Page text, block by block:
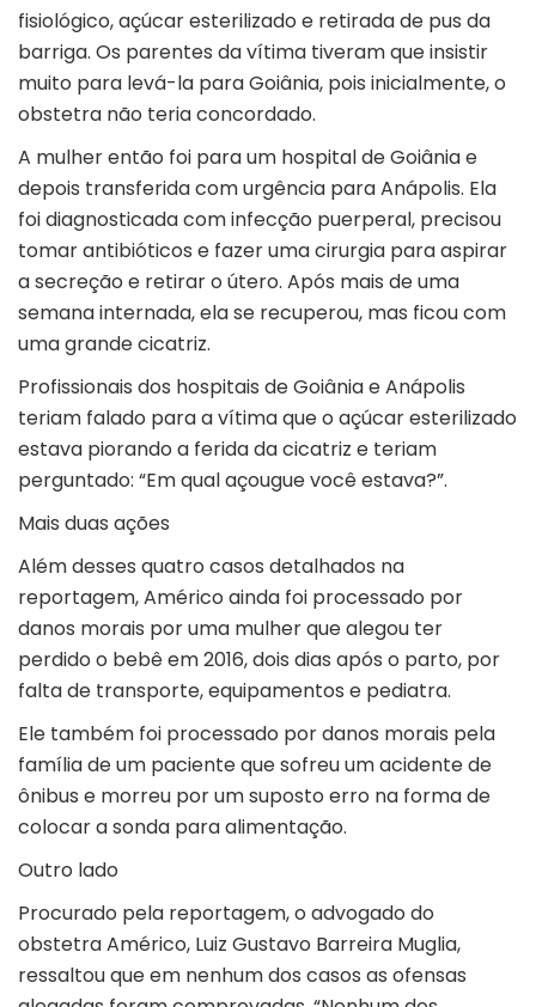
fisiológico, açúcar esterilizado e retirada de pus da
barriga. Os parentes da vítima tiveram que insistir
muito para levá-la para Goiânia, pois inicialmente, o
obstetra não teria concordado.
A mulher então foi para um hospital de Goiânia e
depois transferida com urgência para Anápolis. Ela
foi diagnosticada com infecção puerperal, precisou
tomar antibióticos e fazer uma cirurgia para aspirar
a secreção e retirar o útero. Após mais de uma
semana internada, ela se recuperou, mas ficou com
uma grande cicatriz.
Profissionais dos hospitais de Goiânia e Anápolis
teriam falado para a vítima que o açúcar esterilizado
estava piorando a ferida da cicatriz e teriam
perguntado: “Em qual açougue você estava?”.
Mais duas ações
Além desses quatro casos detalhados na
reportagem, Américo ainda foi processado por
danos morais por uma mulher que alegou ter
perdido o bebê em 2016, dois dias após o parto, por
falta de transporte, equipamentos e pediatra.
Ele também foi processado por danos morais pela
família de um paciente que sofreu um acidente de
ônibus e morreu por um suposto erro na forma de
colocar a sonda para alimentação.
Outro lado
Procurado pela reportagem, o advogado do
obstetra Américo, Luiz Gustavo Barreira Muglia,
ressaltou que em nenhum dos casos as ofensas